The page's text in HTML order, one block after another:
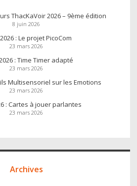
ThacKaVoir 2026 – 9ème édition
8 juin 2026
: Le projet PicoCom
23 mars 2026
: Time Timer adapté
23 mars 2026
Multisensoriel sur les Emotions
23 mars 2026
: Cartes à jouer parlantes
23 mars 2026
Archives